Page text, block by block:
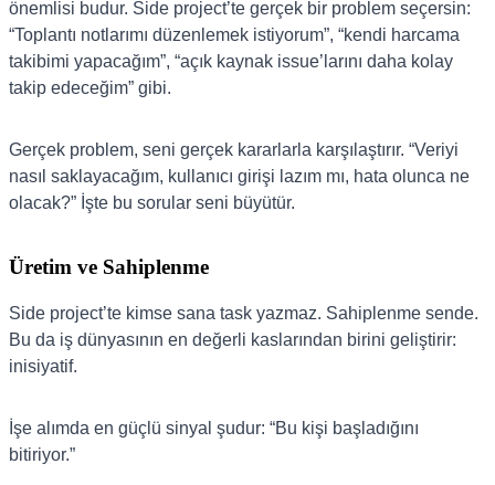
önemlisi budur. Side project’te gerçek bir problem seçersin:
“Toplantı notlarımı düzenlemek istiyorum”, “kendi harcama
takibimi yapacağım”, “açık kaynak issue’larını daha kolay
takip edeceğim” gibi.
Gerçek problem, seni gerçek kararlarla karşılaştırır. “Veriyi
nasıl saklayacağım, kullanıcı girişi lazım mı, hata olunca ne
olacak?” İşte bu sorular seni büyütür.
Üretim ve Sahiplenme
Side project’te kimse sana task yazmaz. Sahiplenme sende.
Bu da iş dünyasının en değerli kaslarından birini geliştirir:
inisiyatif.
İşe alımda en güçlü sinyal şudur: “Bu kişi başladığını
bitiriyor.”